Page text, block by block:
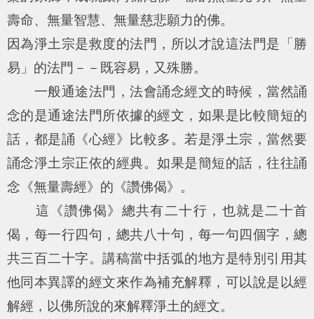
壽命、無量智慧、無量慈悲願力的佛。
因為淨土宗是救度的法門，所以才說這法門是「勝
易」的法門－－既容易，又殊勝。
一般通途法門，法會誦念經文的時候，當然誦
念的是通途法門所依據的經文，如果是比較簡短的
話，都是誦《心經》比較多。若是淨土宗，當然要
誦念淨土宗正依的經典。如果是簡短的話，往往誦
念《無量壽經》的《讚佛偈》。
這《讚佛偈》總共有二十行，也就是二十首
偈，每一行四句，總共八十句，每一句四個字，總
共三百二十字。講稿當中括弧的地方是特別引用其
他同本異譯的經文來作為補充解釋，可以說是以經
解經，以佛所說的來解釋淨土的經文。